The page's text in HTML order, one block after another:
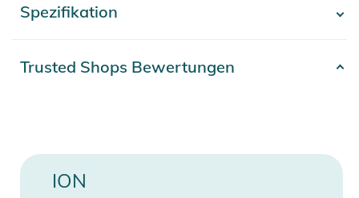
Produktinformationen und
Spezifikation
Gender
Trusted Shops Bewertungen
ION